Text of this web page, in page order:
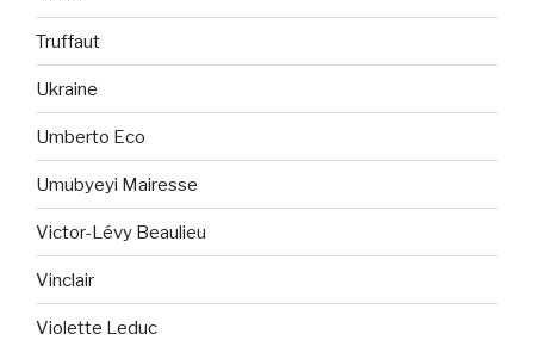
Truffaut
Ukraine
Umberto Eco
Umubyeyi Mairesse
Victor-Lévy Beaulieu
Vinclair
Violette Leduc